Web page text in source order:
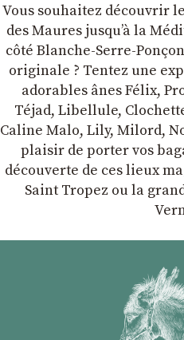
Vous souhaitez découvrir
des Maures jusqu’à la
côté Blanche-Serre-
originale ? Tentez une
adorables ânes Félix,
Téjad, Libellule,
Caline Malo, Lily, Milord,
plaisir de porter vos
découverte de ces lieux
Saint Tropez ou la